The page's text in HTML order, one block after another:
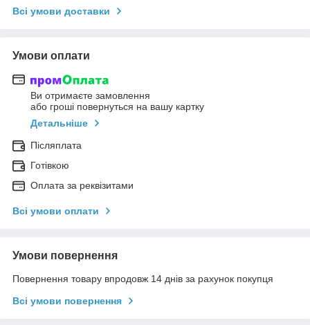
Всі умови доставки
Умови оплати
Ви отримаєте замовлення
або гроші повернуться на вашу картку
Детальніше
Післяплата
Готівкою
Оплата за реквізитами
Всі умови оплати
Умови повернення
Повернення товару впродовж 14 днів за рахунок покупця
Всі умови повернення